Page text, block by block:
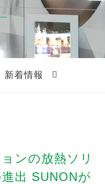
新着情報
ンの放熱ソリ
出 SUNONが